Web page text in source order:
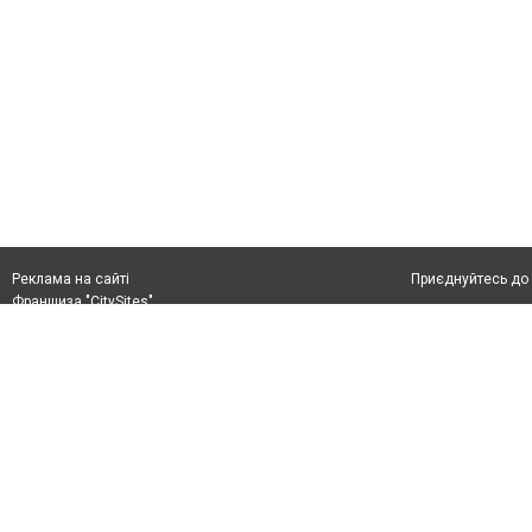
Реклама на сайті
Франшиза "CitySites"
Приєднуйтесь до